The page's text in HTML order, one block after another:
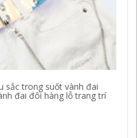
sắc trong suốt vành đai
đai đôi hàng lỗ trang trí